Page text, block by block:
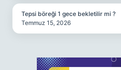
Tepsi böreği 1 gece bekletilir mi ?
Temmuz 15, 2026